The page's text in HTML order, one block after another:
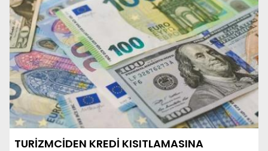
TURİZMCİDEN KREDİ KISITLAMASINA